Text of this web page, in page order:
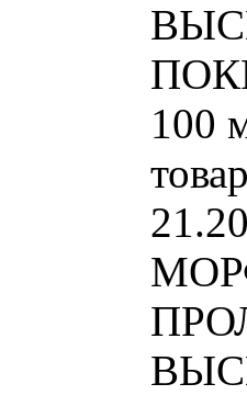
100